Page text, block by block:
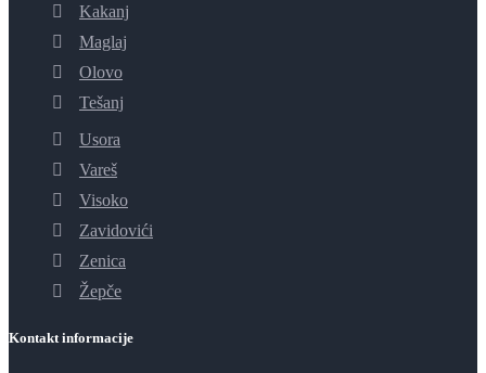
Kakanj
Maglaj
Olovo
Tešanj
Usora
Vareš
Visoko
Zavidovići
Zenica
Žepče
Kontakt informacije